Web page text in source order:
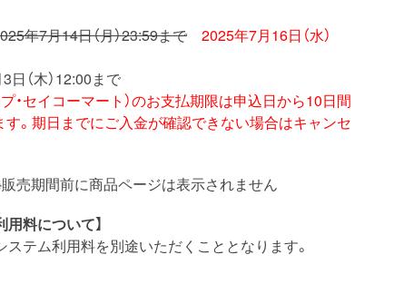
年7月14日（月）23:59まで
2025年7月16日（水）
（木）12:00まで
・セイコーマート）のお支払期限は申込日から10日間
。期日までにご入金が確認できない場合はキャンセ
売期間前に商品ページは表示されません
料について】
テム利用料を別途いただくこととなります。